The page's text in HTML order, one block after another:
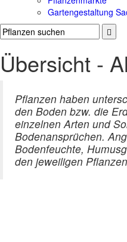
Gartengestaltung
Übersicht -
Pflanzen haben
den Boden bzw. die
einzelnen Arten und
Bodenansprüchen.
Bodenfeuchte,
den jeweiligen